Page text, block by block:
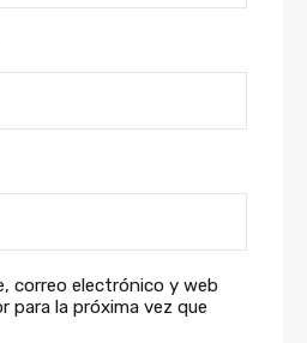
correo electrónico y web
para la próxima vez que